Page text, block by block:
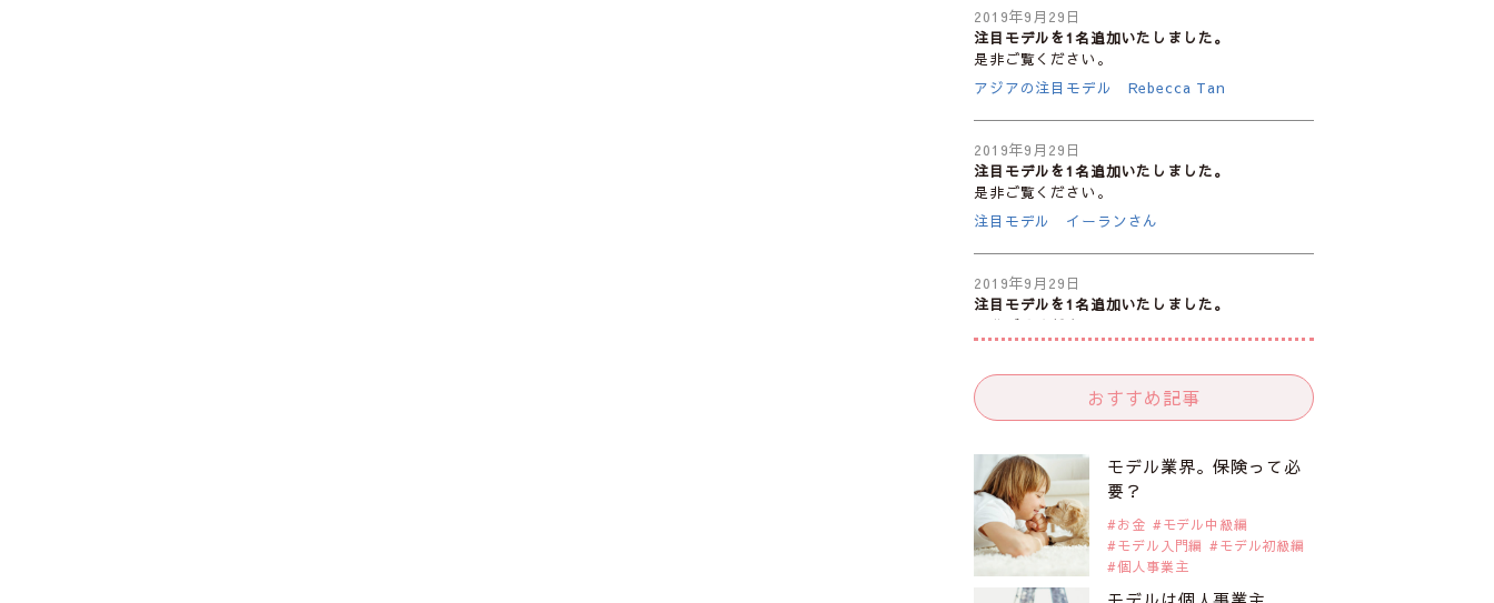
2019年9月29日
注目モデルを1名追加いたしました。
是非ご覧ください。
アジアの注目モデル Rebecca Tan
2019年9月29日
注目モデルを1名追加いたしました。
是非ご覧ください。
注目モデル イーランさん
2019年9月29日
注目モデルを1名追加いたしました。
是非ご覧ください。
2019年9月29日
是非ご覧ください。
注目モデル カーラ・デルヴィーニュ
2019年9月29日
注目モデルを1名追加いたしました。
是非ご覧ください。
おすすめ記事
モデル業界。保険って必
要？
お金
モデル中級編
モデル入門編
モデル初級編
個人事業主